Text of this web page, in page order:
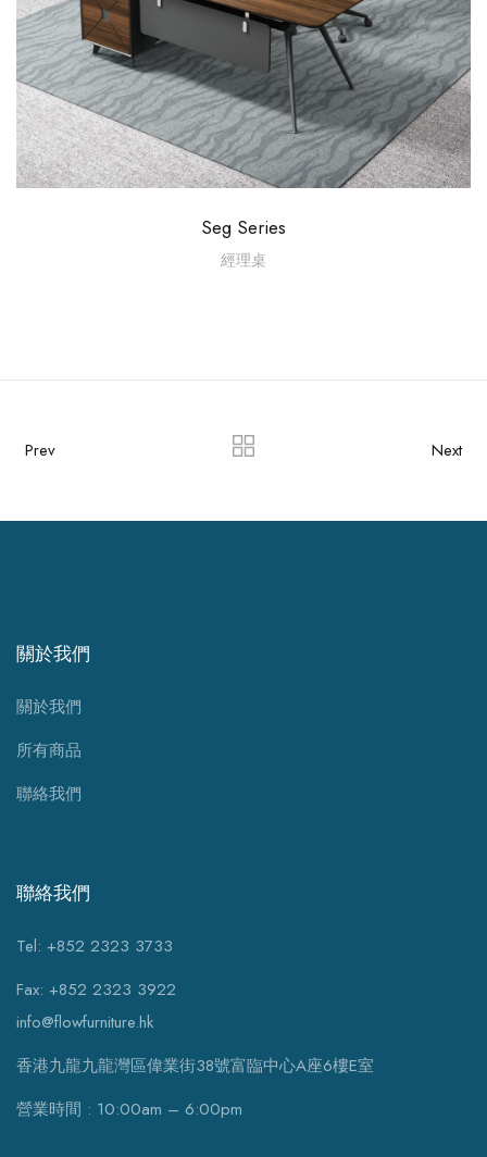
Seg Series
經理桌
Prev Next
關於我們
關於我們
所有商品
聯絡我們
聯絡我們
Tel: +852 2323 3733
Fax: +852 2323 3922
info@flowfurniture.hk
香港九龍九龍灣區偉業街38號富臨中心A座6樓E室
營業時間 : 10:00am – 6:00pm